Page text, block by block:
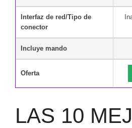
Interfaz de red/Tipo de
conector
Incluye mando
Oferta
LAS 10